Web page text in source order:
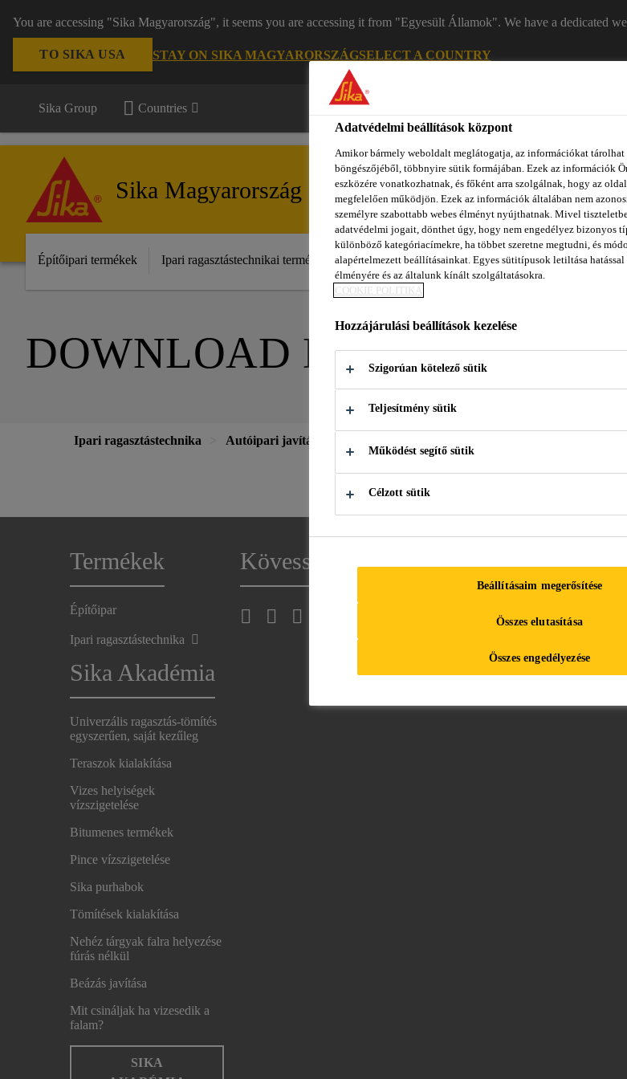
You are accessing "Sika Magyarország", it seems you are accessing it from "Egyesült Államok". We have a dedicated
TO SIKA USA STAY ON SIKA MAGYARORSZÁGSELECT A COUNTRY
Sika Group Countries
Sika Magyarország
Építőipari termékek Ipari ragasztástechnikai termékek Színpont Homlokzattervező Dokumentumok
DOWNLOAD DOCUMENTS
Ipari ragasztástechnika Autóipari javítás
Termékek
Építőipar
Ipari ragasztástechnika
Sika Akadémia
Univerzális ragasztás-tömítés
egyszerűen, saját kezűleg
Teraszok kialakítása
Vizes helyiségek
vízszigetelése
Bitumenes termékek
Pince vízszigetelése
Sika purhabok
Tömítések kialakítása
Nehéz tárgyak falra helyezése
fúrás nélkül
Beázás javítása
Mit csináljak ha vizesedik a
falam?
SIKA
Kövess minket Segíthetünk?
Sika B2B eShop
Adatvédelmi beállítások központ
Amikor bármely weboldalt meglátogatja, az információkat tárolhat
böngészőjéből, többnyire sütik formájában. Ezek az információk
eszközére vonatkozhatnak, és főként arra szolgálnak, hogy az
megfelelően működjön. Ezek az információk általában nem
személyre szabottabb webes élményt nyújthatnak. Mivel
adatvédelmi jogait, dönthet úgy, hogy nem engedélyez bizonyos
különböző kategóriacímekre, ha többet szeretne megtudni, és
alapértelmezett beállításainkat. Egyes sütitípusok letiltása
élményére és az általunk kínált szolgáltatásokra.
COOKIE POLITIKA
Hozzájárulási beállítások kezelése
Szigorúan kötelező sütik
Teljesítmény sütik
Működést segítő sütik
Célzott sütik
Beállításaim megerősítése
Összes elutasítása
Összes engedélyezése